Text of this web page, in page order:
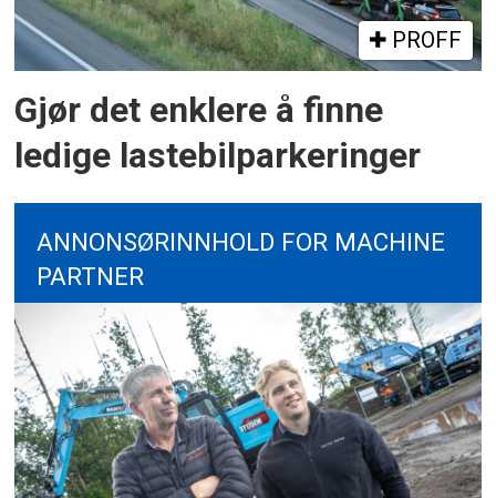
PROFF
Gjør det enklere å finne
ledige lastebilparkeringer
ANNONSØRINNHOLD FOR MACHINE
PARTNER